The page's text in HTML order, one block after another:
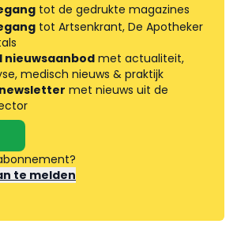
tot de gedrukte magazines
tot Artsenkrant, De Apotheker
nieuwsaanbodmet actualiteit,
medisch nieuws & praktijk
met nieuws uit de
te melden